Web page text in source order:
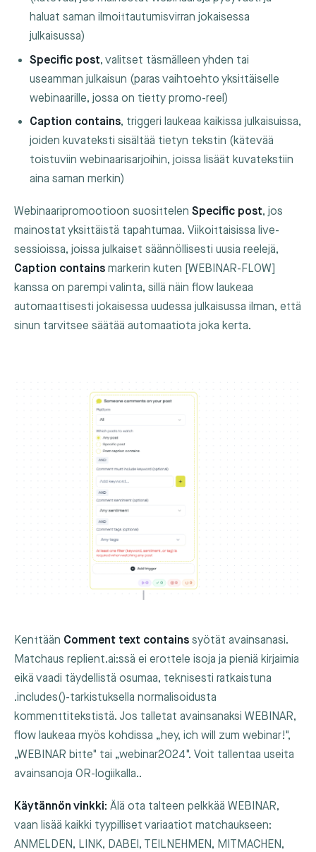
haluat saman ilmoittautumisvirran jokaisessa
julkaisussa)
Specific post, valitset täsmälleen yhden tai
useamman julkaisun (paras vaihtoehto yksittäiselle
webinaarille, jossa on tietty promo-reel)
Caption contains, triggeri laukeaa kaikissa julkaisuissa,
joiden kuvateksti sisältää tietyn tekstin (kätevää
toistuviin webinaarisarjoihin, joissa lisäät kuvatekstiin
aina saman merkin)
Webinaaripromootioon suosittelen Specific post, jos
mainostat yksittäistä tapahtumaa. Viikoittaisissa live-
sessioissa, joissa julkaiset säännöllisesti uusia reelejä,
Caption contains markerin kuten [WEBINAR-FLOW]
kanssa on parempi valinta, sillä näin flow laukeaa
automaattisesti jokaisessa uudessa julkaisussa ilman, että
sinun tarvitsee säätää automaatiota joka kerta.
Kenttään Comment text contains syötät avainsanasi.
Matchaus replient.ai:ssä ei erottele isoja ja pieniä kirjaimia
eikä vaadi täydellistä osumaa, teknisesti ratkaistuna
.includes()-tarkistuksella normalisoidusta
kommenttitekstistä. Jos talletat avainsanaksi WEBINAR,
flow laukeaa myös kohdissa „hey, ich will zum webinar!",
„WEBINAR bitte" tai „webinar2024". Voit tallentaa useita
avainsanoja OR-logiikalla..
Käytännön vinkki: Älä ota talteen pelkkää WEBINAR,
vaan lisää kaikki tyypilliset variaatiot matchaukseen:
ANMELDEN, LINK, DABEI, TEILNEHMEN, MITMACHEN,